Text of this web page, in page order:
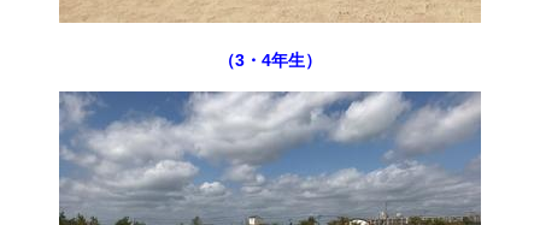
（3・4年生）